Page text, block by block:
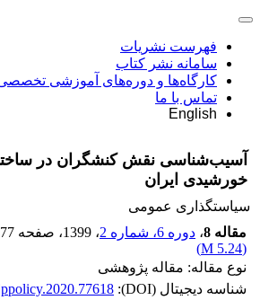
فهرست نشریات
سامانه نشر کتاب
کارگاه‌ها و دوره‌های آموزشی
تماس با ما
English
آسیب‌شناسی نقش کنشگران در
خورشیدی ایران
سیاستگذاری عمومی
مقاله 8
، دوره 6، شماره 2 ، 1399 ، صفحه
(
5.24 M
)
نوع مقاله: مقاله پژوهشی
شناسه دیجیتال (DOI):